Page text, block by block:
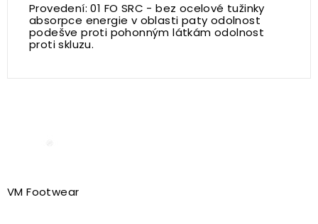
Provedení: 01 FO SRC - bez ocelové tužinky
absorpce energie v oblasti paty odolnost
podešve proti pohonným látkám odolnost
proti skluzu.
VM Footwear